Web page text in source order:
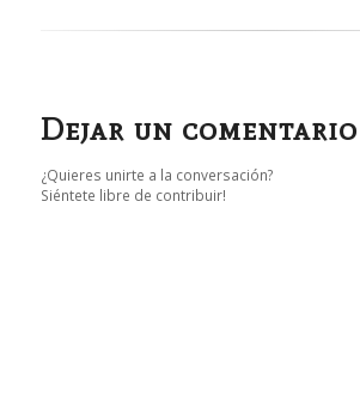
Dejar un comentario
¿Quieres unirte a la conversación?
Siéntete libre de contribuir!